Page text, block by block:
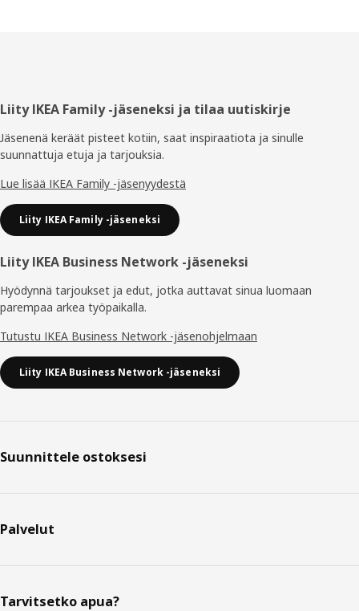
Alatunniste
Liity IKEA Family -jäseneksi ja tilaa uutiskirje
Jäsenenä keräät pisteet kotiin, saat inspiraatiota ja sinulle
suunnattuja etuja ja tarjouksia.​
Lue lisää IKEA Family -jäsenyydestä
Liity IKEA Family -jäseneksi
Liity IKEA Business Network -jäseneksi
Hyödynnä tarjoukset ja edut, jotka auttavat sinua luomaan
parempaa arkea työpaikalla.
Tutustu IKEA Business Network -jäsenohjelmaan
Liity IKEA Business Network -jäseneksi
Suunnittele ostoksesi
Palvelut
Tarvitsetko apua?